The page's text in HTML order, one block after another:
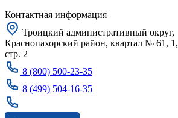
Контактная информация
Троицкий административный округ,
Краснопахорский район, квартал № 61, 1,
стр. 2
8 (800) 500-23-35
8 (499) 504-16-35